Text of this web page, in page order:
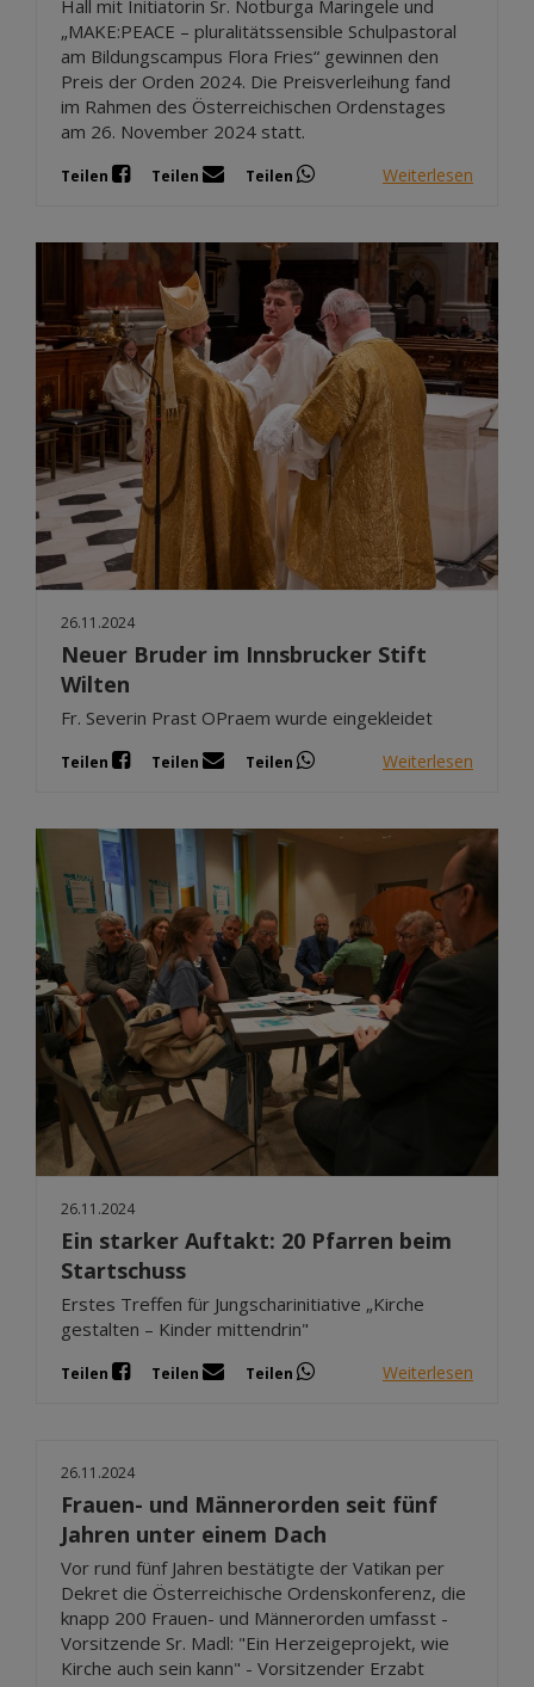
Hall mit Initiatorin Sr. Notburga Maringele und
„MAKE:PEACE – pluralitätssensible Schulpastoral
am Bildungscampus Flora Fries“ gewinnen den
Preis der Orden 2024. Die Preisverleihung fand
im Rahmen des Österreichischen Ordenstages
am 26. November 2024 statt.
Teilen Teilen Teilen Weiterlesen
26.11.2024
Neuer Bruder im Innsbrucker Stift
Wilten
Fr. Severin Prast OPraem wurde eingekleidet
Teilen Teilen Teilen Weiterlesen
26.11.2024
Ein starker Auftakt: 20 Pfarren beim
Startschuss
Erstes Treffen für Jungscharinitiative „Kirche
gestalten – Kinder mittendrin"
Teilen Teilen Teilen Weiterlesen
26.11.2024
Frauen- und Männerorden seit fünf
Jahren unter einem Dach
Vor rund fünf Jahren bestätigte der Vatikan per
Dekret die Österreichische Ordenskonferenz, die
knapp 200 Frauen- und Männerorden umfasst -
Vorsitzende Sr. Madl: "Ein Herzeigeprojekt, wie
Kirche auch sein kann" - Vorsitzender Erzabt